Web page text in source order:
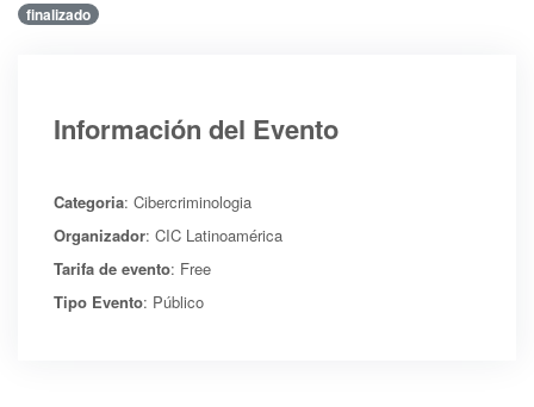
finalizado
Información del Evento
Categoria: Cibercriminologia
Organizador: CIC Latinoamérica
Tarifa de evento: Free
Tipo Evento: Público